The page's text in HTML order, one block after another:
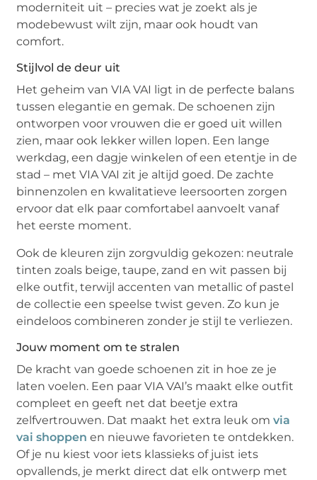
moderniteit uit – precies wat je zoekt als je
modebewust wilt zijn, maar ook houdt van
comfort.
Stijlvol de deur uit
Het geheim van VIA VAI ligt in de perfecte balans
tussen elegantie en gemak. De schoenen zijn
ontworpen voor vrouwen die er goed uit willen
zien, maar ook lekker willen lopen. Een lange
werkdag, een dagje winkelen of een etentje in de
stad – met VIA VAI zit je altijd goed. De zachte
binnenzolen en kwalitatieve leersoorten zorgen
ervoor dat elk paar comfortabel aanvoelt vanaf
het eerste moment.
Ook de kleuren zijn zorgvuldig gekozen: neutrale
tinten zoals beige, taupe, zand en wit passen bij
elke outfit, terwijl accenten van metallic of pastel
de collectie een speelse twist geven. Zo kun je
eindeloos combineren zonder je stijl te verliezen.
Jouw moment om te stralen
De kracht van goede schoenen zit in hoe ze je
laten voelen. Een paar VIA VAI’s maakt elke outfit
compleet en geeft net dat beetje extra
zelfvertrouwen. Dat maakt het extra leuk om via
vai shoppen en nieuwe favorieten te ontdekken.
Of je nu kiest voor iets klassieks of juist iets
opvallends, je merkt direct dat elk ontwerp met